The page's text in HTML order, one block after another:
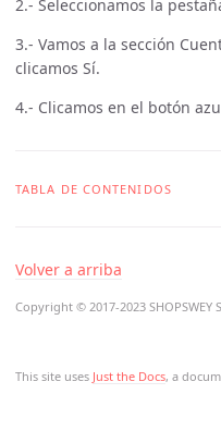
This site uses Just the Docs, a
2.- Seleccionamos la
3.- Vamos a la sección
clicamos Sí.
4.- Clicamos en el botón
TABLA DE CONTENIDOS
Volver a arriba
Copyright © 2017-2023 SHOPSWEY